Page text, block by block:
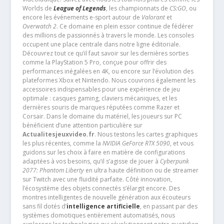
Worlds de League of Legends, les championnats de CS:GO, ou
encore les événements e-sport autour de Valorantet
Overwatch 2. Ce domaine en plein essor continue de fédérer
des millions de passionnés à travers le monde. Les consoles
occupent une place centrale dans notre ligne éditoriale.
Découvrez tout ce qu’il faut savoir sur les dernières sorties
comme la PlayStation 5 Pro, conçue pour offrir des
performances inégalées en 4K, ou encore sur l’évolution des
plateformes Xbox et Nintendo. Nous couvrons également les
accessoires indispensables pour une expérience de jeu
optimale : casques gaming, claviers mécaniques, et les
dernières souris de marques réputées comme Razer et
Corsair. Dans le domaine du matériel, les joueurs sur PC
bénéficient d’une attention particulière sur
Actualitesjeuxvideo.fr. Nous testons les cartes graphiques
les plus récentes, comme la NVIDIA GeForce RTX 5090, et vous
guidons sur les choix à faire en matière de configurations
adaptées à vos besoins, qu’il s’agisse de jouer à Cyberpunk
2077: Phantom Libertyen ultra haute définition ou de streamer
sur Twitch avec une fluidité parfaite. Côté innovation,
l’écosystème des objets connectés s’élargit encore. Des
montres intelligentes de nouvelle génération aux écouteurs
sans fil dotés d’intelligence artificielle, en passant par des
systèmes domotiques entièrement automatisés, nous